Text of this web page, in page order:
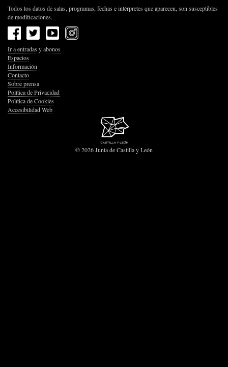
Todos los datos de salas, programas, fechas e intérpretes que aparecen, son susceptibles
de modificaciones.
Ir a entradas y abonos
Espacios
Información
Contacto
Sobre prensa
Política de Privacidad
Política de Cookies
Accesibilidad Web
© 2026 Junta de Castilla y León